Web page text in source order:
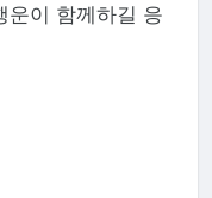
운이 함께하길 응